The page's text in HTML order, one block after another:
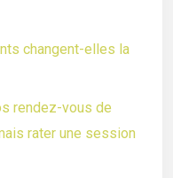
changent-elles la
rendez-vous de
rater une session